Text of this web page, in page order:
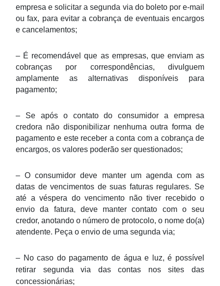
empresa e solicitar a segunda via do boleto por e-mail
ou fax, para evitar a cobrança de eventuais encargos
e cancelamentos;
– É recomendável que as empresas, que enviam as
cobranças por correspondências, divulguem
amplamente as alternativas disponíveis para
pagamento;
– Se após o contato do consumidor a empresa
credora não disponibilizar nenhuma outra forma de
pagamento e este receber a conta com a cobrança de
encargos, os valores poderão ser questionados;
– O consumidor deve manter um agenda com as
datas de vencimentos de suas faturas regulares. Se
até a véspera do vencimento não tiver recebido o
envio da fatura, deve manter contato com o seu
credor, anotando o número de protocolo, o nome do(a)
atendente. Peça o envio de uma segunda via;
– No caso do pagamento de água e luz, é possível
retirar segunda via das contas nos sites das
concessionárias;